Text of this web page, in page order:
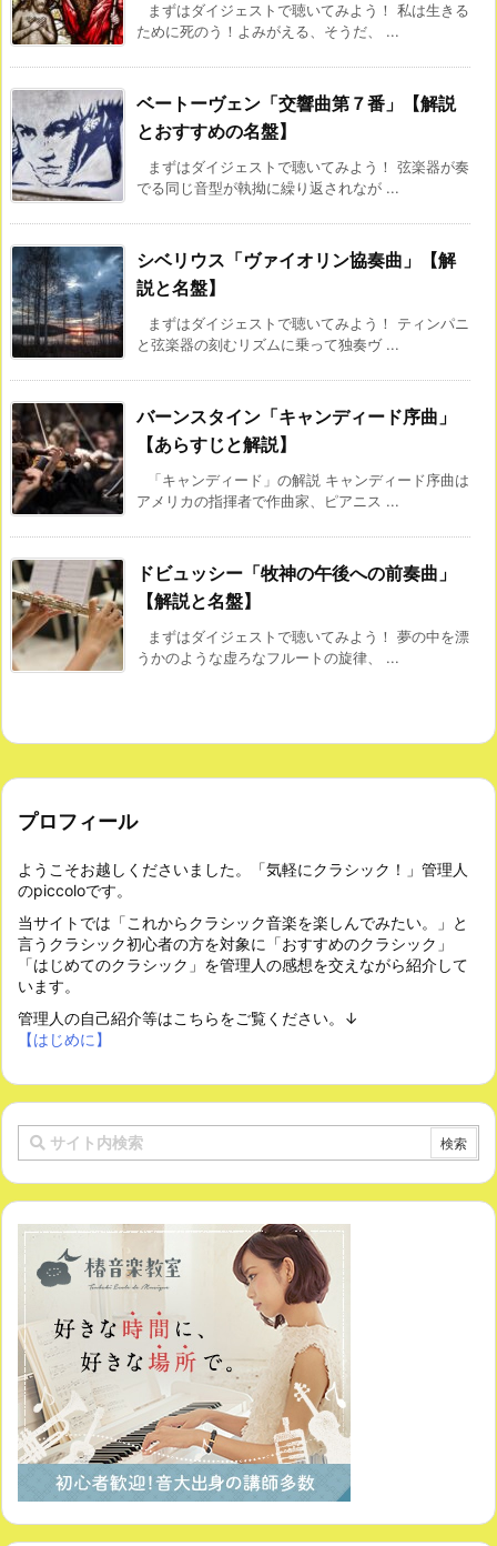
まずはダイジェストで聴いてみよう！ 私は生きる
ために死のう！よみがえる、そうだ、 ...
ベートーヴェン「交響曲第７番」【解説
とおすすめの名盤】
まずはダイジェストで聴いてみよう！ 弦楽器が奏
でる同じ音型が執拗に繰り返されなが ...
シベリウス「ヴァイオリン協奏曲」【解
説と名盤】
まずはダイジェストで聴いてみよう！ ティンパニ
と弦楽器の刻むリズムに乗って独奏ヴ ...
バーンスタイン「キャンディード序曲」
【あらすじと解説】
「キャンディード」の解説 キャンディード序曲は
アメリカの指揮者で作曲家、ピアニス ...
ドビュッシー「牧神の午後への前奏曲」
【解説と名盤】
まずはダイジェストで聴いてみよう！ 夢の中を漂
うかのような虚ろなフルートの旋律、 ...
プロフィール
ようこそお越しくださいました。「気軽にクラシック！」管理人
のpiccoloです。
当サイトでは「これからクラシック音楽を楽しんでみたい。」と
言うクラシック初心者の方を対象に「おすすめのクラシック」
「はじめてのクラシック」を管理人の感想を交えながら紹介して
います。
管理人の自己紹介等はこちらをご覧ください。↓
【はじめに】